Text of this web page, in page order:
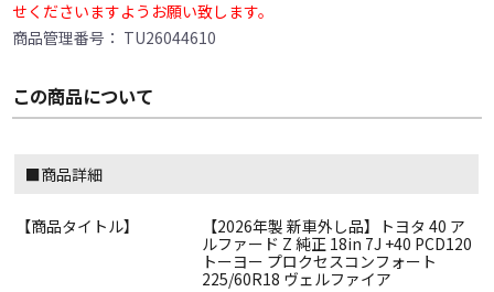
せくださいますようお願い致します。
商品管理番号： TU26044610
この商品について
■商品詳細
【商品タイトル】
【2026年製 新車外し品】トヨタ 40 ア
ルファード Z 純正 18in 7J +40 PCD120
トーヨー プロクセスコンフォート
225/60R18 ヴェルファイア